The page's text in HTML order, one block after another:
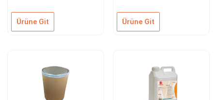
Ürüne Git Ürüne Git